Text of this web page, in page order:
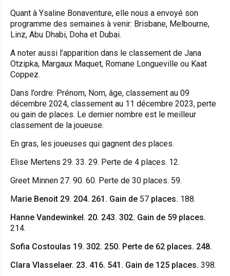
Quant à Ysaline Bonaventure, elle nous a envoyé son
programme des semaines à venir: Brisbane, Melbourne,
Linz, Abu Dhabi, Doha et Dubai.
A noter aussi l’apparition dans le classement de Jana
Otzipka, Margaux Maquet, Romane Longueville ou Kaat
Coppez.
Dans l’ordre: Prénom, Nom, âge, classement au 09
décembre 2024, classement au 11 décembre 2023, perte
ou gain de places. Le dernier nombre est le meilleur
classement de la joueuse.
En gras, les joueuses qui gagnent des places.
Elise Mertens 29. 33. 29. Perte de 4 places. 12.
Greet Minnen 27. 90. 60. Perte de 30 places. 59.
Marie Benoit 29. 204. 261. Gain de 57 places. 188.
Hanne Vandewinkel. 20. 243. 302. Gain de 59 places.
214.
Sofia Costoulas 19. 302. 250. Perte de 62 places. 248.
Clara Vlasselaer. 23. 416. 541. Gain de 125 places. 398.